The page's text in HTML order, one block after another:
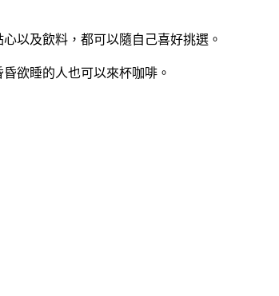
以及飲料，都可以隨自己喜好挑選。
欲睡的人也可以來杯咖啡。